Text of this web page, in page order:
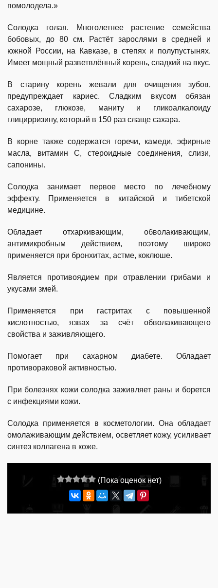
помолодела.»
Солодка голая. Многолетнее растение семейства
бобовых, до 80 см. Растёт зарослями в средней и
южной России, на Кавказе, в степях и полупустынях.
Имеет мощный разветвлённый корень, сладкий на вкус.
В старину корень жевали для очищения зубов,
предупреждает кариес. Сладким вкусом обязан
сахарозе, глюкозе, маниту и гликоалкалоиду
глицирризину, который в 150 раз слаще сахара.
В корне также содержатся горечи, камеди, эфирные
масла, витамин С, стероидные соединения, слизи,
сапонины.
Солодка занимает первое место по лечебному
эффекту. Применяется в китайской и тибетской
медицине.
Обладает отхаркивающим, обволакивающим,
антимикробным действием, поэтому широко
применяется при бронхитах, астме, коклюше.
Является противоядием при отравлении грибами и
укусами змей.
Применяется при гастритах с повышенной
кислотностью, язвах за счёт обволакивающего
свойства и заживляющего.
Помогает при сахарном диабете. Обладает
противораковой активностью.
При болезнях кожи солодка заживляет раны и борется
с инфекциями кожи.
Солодка применяется в косметологии. Она обладает
омолаживающим действием, осветляет кожу, усиливает
синтез коллагена в коже.
(Пока оценок нет)